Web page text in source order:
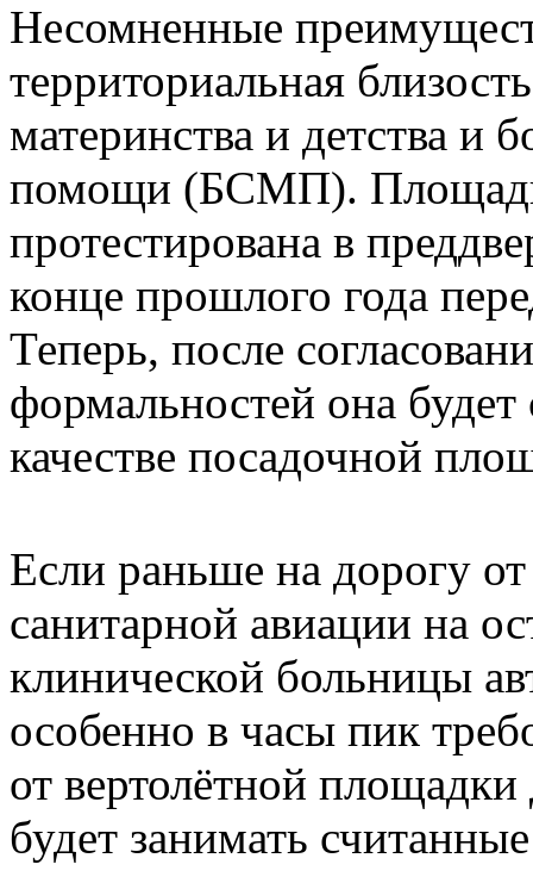
Несомненные
территориальная
материнства и детства и
помощи (БСМП).
протестирована в
конце прошлого года
Теперь, после
формальностей она
качестве посадочной
Если раньше на дорогу
санитарной авиации на
клинической больницы
особенно в часы пик
от вертолётной
будет занимать